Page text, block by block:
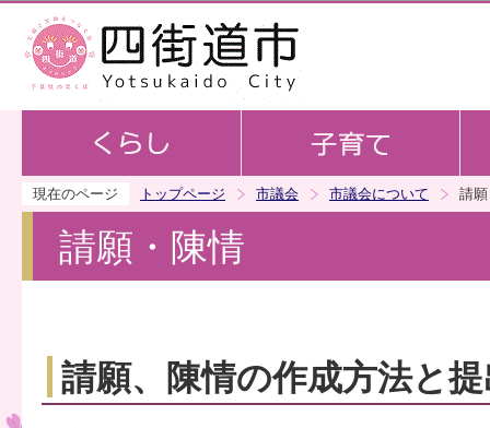
現在のページ トップページ 市議会 市議会について 請
請願・陳情
請願、陳情の作成方法と